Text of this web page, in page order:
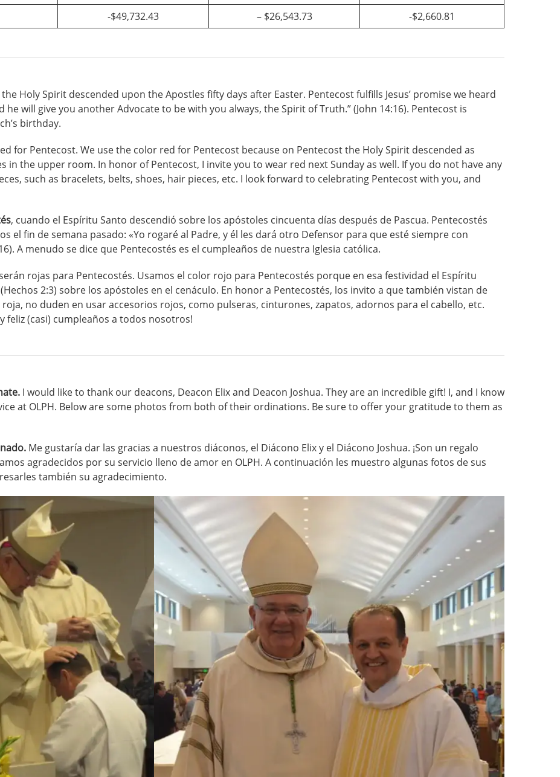
-$49,732.43
– $26,543.73 -$2,660.81
the Holy Spirit descended upon the Apostles fifty days after Easter. Pentecost fulfills Jesus’ promise we heard
he will give you another Advocate to be with you always, the Spirit of Truth.” (John 14:16). Pentecost is
birthday.
for Pentecost. We use the color red for Pentecost because on Pentecost the Holy Spirit descended as
in the upper room. In honor of Pentecost, I invite you to wear red next Sunday as well. If you do not have any
such as bracelets, belts, shoes, hair pieces, etc. I look forward to celebrating Pentecost with you, and
, cuando el Espíritu Santo descendió sobre los apóstoles cincuenta días después de Pascua. Pentecostés
el fin de semana pasado: «Yo rogaré al Padre, y él les dará otro Defensor para que esté siempre con
A menudo se dice que Pentecostés es el cumpleaños de nuestra Iglesia católica.
rojas para Pentecostés. Usamos el color rojo para Pentecostés porque en esa festividad el Espíritu
2:3) sobre los apóstoles en el cenáculo. En honor a Pentecostés, los invito a que también vistan de
no duden en usar accesorios rojos, como pulseras, cinturones, zapatos, adornos para el cabello, etc.
feliz (casi) cumpleaños a todos nosotros!
I would like to thank our deacons, Deacon Elix and Deacon Joshua. They are an incredible gift! I, and I know
at OLPH. Below are some photos from both of their ordinations. Be sure to offer your gratitude to them as
Me gustaría dar las gracias a nuestros diáconos, el Diácono Elix y el Diácono Joshua. ¡Son un regalo
agradecidos por su servicio lleno de amor en OLPH. A continuación les muestro algunas fotos de sus
también su agradecimiento.